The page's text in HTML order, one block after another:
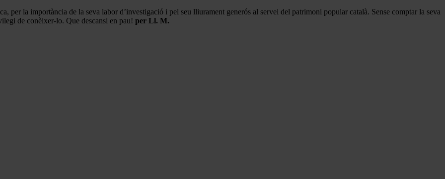
per la importància de la seva labor d’investigació i pel seu lliurament generós al servei del patrimoni popular català. Sense comptar la seva
de conèixer-lo. Que descansi en pau! per Ll. M.